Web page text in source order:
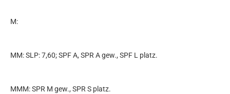
M:
MM: SLP: 7,60; SPF A, SPR A gew., SPF L platz.
MMM: SPR M gew., SPR S platz.